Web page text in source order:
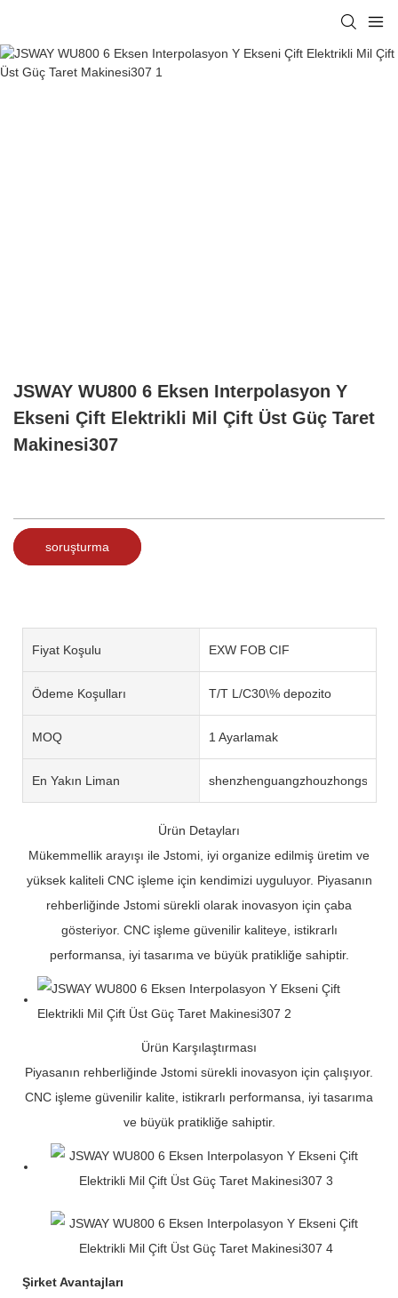
JSWAY WU800 6 Eksen Interpolasyon Y
Ekseni Çift Elektrikli Mil Çift Üst Güç Taret
Makinesi307
soruşturma
Fiyat Koşulu EXW FOB CIF
Ödeme Koşulları T/T L/C30\% depozito
MOQ 1 Ayarlamak
En Yakın Liman shenzhenguangzhouzhongshan
Ürün Detayları
Mükemmellik arayışı ile Jstomi, iyi organize edilmiş üretim ve
yüksek kaliteli CNC işleme için kendimizi uyguluyor. Piyasanın
rehberliğinde Jstomi sürekli olarak inovasyon için çaba
gösteriyor. CNC işleme güvenilir kaliteye, istikrarlı
performansa, iyi tasarıma ve büyük pratikliğe sahiptir.
Ürün Karşılaştırması
Piyasanın rehberliğinde Jstomi sürekli inovasyon için çalışıyor.
CNC işleme güvenilir kalite, istikrarlı performansa, iyi tasarıma
ve büyük pratikliğe sahiptir.
Şirket Avantajları